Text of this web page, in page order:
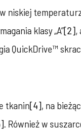
niskiej
klasy „A”[2],
QuickDrive™
tkanin[4], na
. Również w